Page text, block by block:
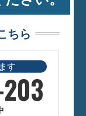
ちら
す